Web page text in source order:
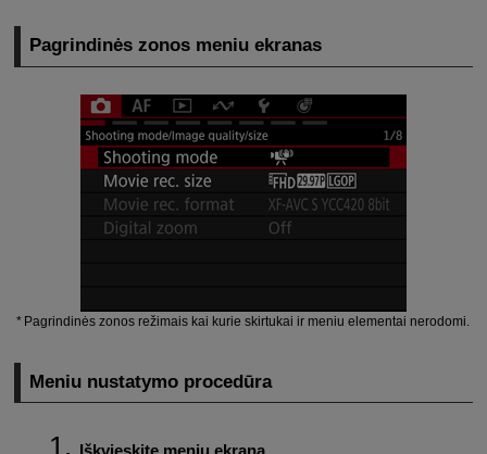
Pagrindinės zonos meniu ekranas
Pagrindinės zonos režimais kai kurie skirtukai ir meniu elementai nerodomi.
Meniu nustatymo procedūra
Iškvieskite meniu ekraną.